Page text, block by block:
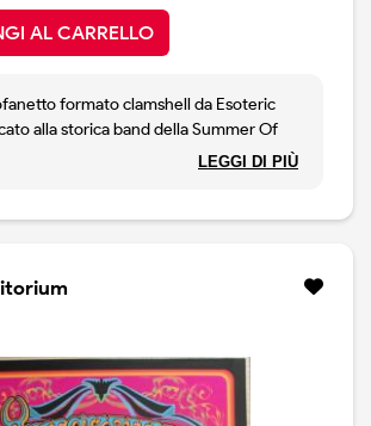
AL CARRELLO
formato clamshell da Esoteric
alla storica band della Summer Of
psichedelica di San Francisco. I
LEGGI DI PIÙ